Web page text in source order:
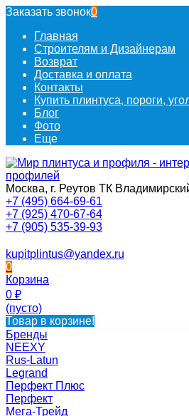
Заказать звонок0
Главная
Строителям и Дизайнерам
Возврат
Доставка и оплата
Контакты
Купить плинтуса, пороги,
Блог
Фото
Еще
Москва, г. Реутов ТК
+7 (495) 664-69-61
+7 (925) 470-67-64
+7 (905) 535-39-93
kupitplintus@yandex.ru
0
Корзина
0 ₽
(пусто)
Товар в корзине!
Бренды
NEEXY
Rus-Latun
Legrand
Перфект Плюс
Перфект
Мега-Трейд